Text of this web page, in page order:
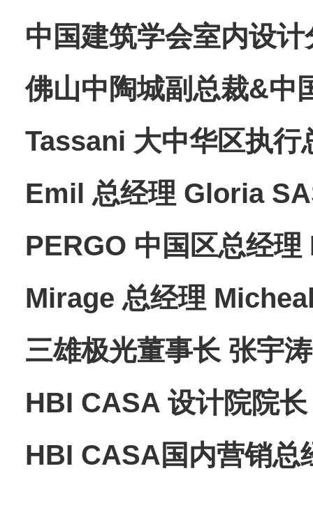
中国建筑学会室内设
佛山中陶城副总裁&中
Tassani 大中华区执行
Emil 总经理 Gloria
PERGO 中国区总经
Mirage 总经理
三雄极光董事长 张宇
HBI CASA 设计院院
HBI CASA国内营销总